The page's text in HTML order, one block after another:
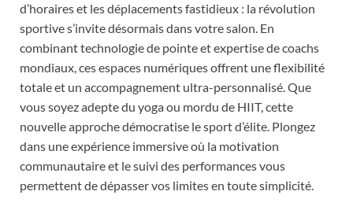
d’horaires et les déplacements fastidieux : la révolution
sportive s’invite désormais dans votre salon. En
combinant technologie de pointe et expertise de coachs
mondiaux, ces espaces numériques offrent une flexibilité
totale et un accompagnement ultra-personnalisé. Que
vous soyez adepte du yoga ou mordu de HIIT, cette
nouvelle approche démocratise le sport d’élite. Plongez
dans une expérience immersive où la motivation
communautaire et le suivi des performances vous
permettent de dépasser vos limites en toute simplicité.